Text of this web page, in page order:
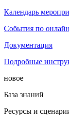
Календарь
События по
Документация
Подробные
новое
База знаний
Ресурсы и